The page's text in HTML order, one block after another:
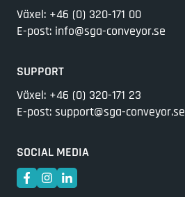
Växel: +46 (0) 320-171 00
E-post: info@sga-conveyor.se
SUPPORT
Växel: +46 (0) 320-171 23
E-post: support@sga-conveyor.se
SOCIAL MEDIA